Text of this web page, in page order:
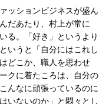
ッションビジネスが盛ん
だあたり、村上が常に
る。「好き」というより
いうと「自分にはこれし
どこか、職人を思わせ
クに着たころは、自分の
んなに頑張っているのに
いないのか」と悶々とし